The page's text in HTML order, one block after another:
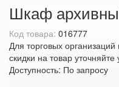
Шкаф
Код товара: 016777
Для торговых
скидки на товар
Доступность: По запросу